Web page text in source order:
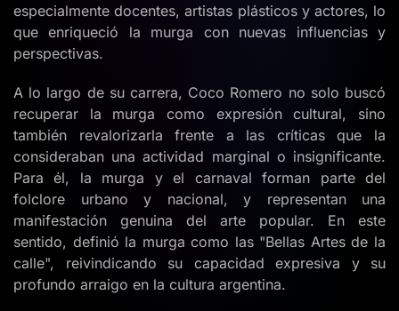
especialmente docentes, artistas plásticos y actores, lo
que enriqueció la murga con nuevas influencias y
perspectivas.
A lo largo de su carrera, Coco Romero no solo buscó
recuperar la murga como expresión cultural, sino
también revalorizarla frente a las críticas que la
consideraban una actividad marginal o insignificante.
Para él, la murga y el carnaval forman parte del
folclore urbano y nacional, y representan una
manifestación genuina del arte popular. En este
sentido, definió la murga como las "Bellas Artes de la
calle", reivindicando su capacidad expresiva y su
profundo arraigo en la cultura argentina.